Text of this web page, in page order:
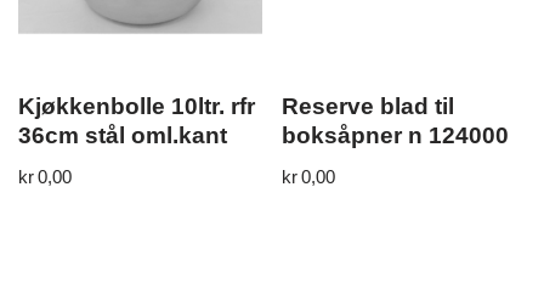
Kjøkkenbolle 10ltr. rfr
36cm stål oml.kant
kr0,00
Reserve blad til
boksåpner n 124000
kr0,00